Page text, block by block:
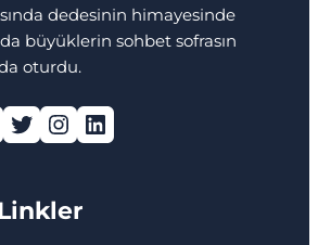
dedesinin himayesinde
büyüklerin sohbet sofrasın
oturdu.
Twitter Instagram LinkedIn